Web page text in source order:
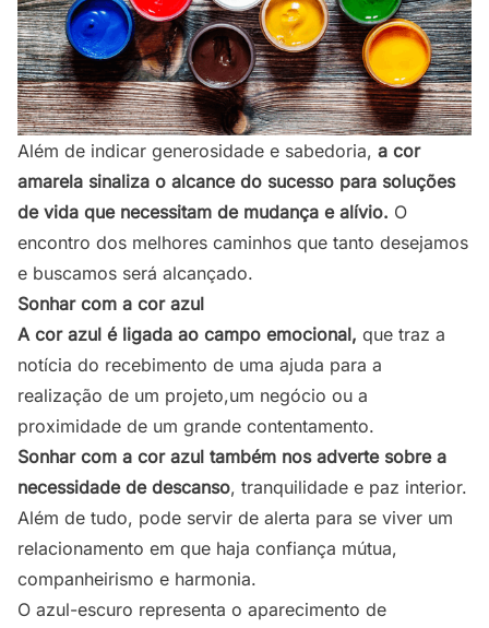
Além de indicar generosidade e sabedoria, a cor
amarela sinaliza o alcance do sucesso para soluções
de vida que necessitam de mudança e alívio. O
encontro dos melhores caminhos que tanto desejamos
e buscamos será alcançado.
Sonhar com a cor azul
A cor azul é ligada ao campo emocional, que traz a
notícia do recebimento de uma ajuda para a
realização de um projeto,um negócio ou a
proximidade de um grande contentamento.
Sonhar com a cor azul também nos adverte sobre a
necessidade de descanso, tranquilidade e paz interior.
Além de tudo, pode servir de alerta para se viver um
relacionamento em que haja confiança mútua,
companheirismo e harmonia.
O azul-escuro representa o aparecimento de